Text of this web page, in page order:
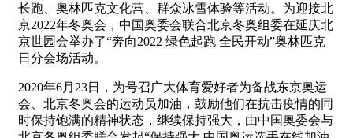
长跑、奥林匹克文化营、群众冰雪体验等活动。为迎接北
京2022年冬奥会，中国奥委会联合北京冬奥组委在延庆北
京世园会举办了“奔向2022 绿色起跑 全民开动”奥林匹克
日分会场活动。
2020年6月23日，为号召广大体育爱好者为备战东京奥运
会、北京冬奥会的运动员加油，鼓励他们在抗击疫情的同
时保持饱满的精神状态，继续保持强大，由中国奥委会与